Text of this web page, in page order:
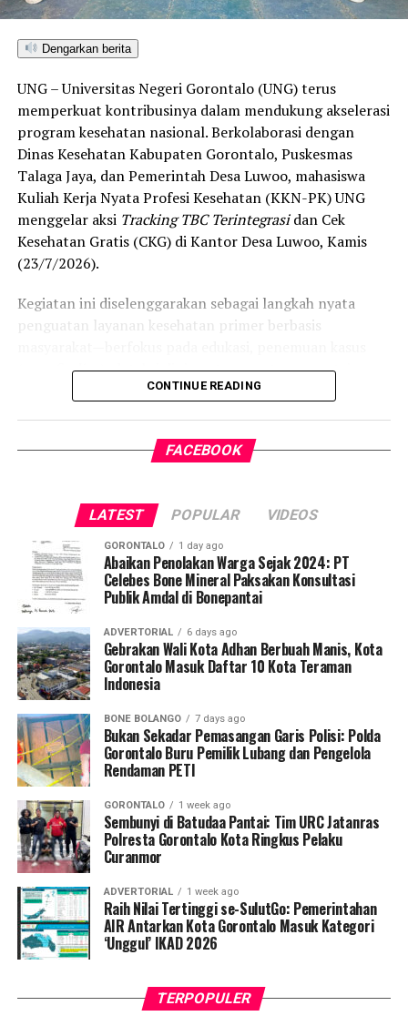
di Gorontalo masih berada pada kategori “Berkembang”
tertinggi di kawasan SulutGo sebagaimana dipaparkan
dalam Rakorwil TPAKD,” ungkap Wawali Indra Gobel
usai kegiatan.
Indra menambahkan, skor IKAD ini membuktikan bahwa
tingkat keterjangkauan, pemanfaatan, serta inklusivitas
layanan keuangan bagi masyarakat di Kota Gorontalo
berada di posisi terdepan.
menjadi indikator kuat atas keberhasilan pemerintah
daerah dalam mendorong masyarakat agar makin
fasilitas jasa keuangan yang berkelanjutan.
Dengarkan berita
UNG – Universitas Negeri Gorontalo (UNG) terus
memperkuat kontribusinya dalam mendukung akselerasi
program kesehatan nasional. Berkolaborasi dengan
Dinas Kesehatan Kabupaten Gorontalo, Puskesmas
Talaga Jaya, dan Pemerintah Desa Luwoo, mahasiswa
Kuliah Kerja Nyata Profesi Kesehatan (KKN-PK) UNG
menggelar aksi Tracking TBC Terintegrasidan Cek
Kesehatan Gratis (CKG) di Kantor Desa Luwoo, Kamis
(23/7/2026).
Kegiatan ini diselenggarakan sebagai langkah nyata
penguatan layanan kesehatan primer berbasis
case finding), deteksi dini, serta pemutusan rantai
penularan tuberkulosis (TBC) yang masih menjadi salah
Pelaksanaan program ini didampingi secara langsung
M.Kes., dr. Siti Rakhmatia P. Th. Kum, M.Biomed., Ns. Nur
Ayun R. Yusuf, S.Kep., M.Kep., dan Ns. Sartika, S.Kep.,
M.Kep. Pendampingan akademis ini memastikan seluruh
alur intervensi medis dan edukasi berjalan sesuai standar
prosedur operasional.
Koordinator Desa KKN-PK UNG Desa Luwoo, Taufik
Mohamad Nur, menyampaikan bahwa selain mengawal
teknis pelayanan medis, mahasiswa bertindak sebagai
edukator kesehatan masyarakat.
Penyuluhan difokuskan pada pemahaman mekanisme
penularan, pengenalan gejala awal, pentingnya
hingga tuntas, serta pengikisan stigma negatif terhadap
penyintas TBC di lingkungan warga.
“Literasi kesehatan warga adalah fondasi utama dalam
memutus rantai penularan TBC. Kami berupaya
menyampaikan edukasi yang persuasif dan mudah
dipahami agar warga tidak ragu melakukan pemeriksaan
apabila mengalami gejala batuk berkepanjangan,”
CONTINUE READING
FACEBOOK
LATEST POPULAR VIDEOS
GORONTALO 1 day ago
Abaikan Penolakan Warga Sejak 2024: PT
Celebes Bone Mineral Paksakan Konsultasi
Publik Amdal di Bonepantai
ADVERTORIAL 6 days ago
Gebrakan Wali Kota Adhan Berbuah Manis, Kota
Gorontalo Masuk Daftar 10 Kota Teraman
Indonesia
BONE BOLANGO 7 days ago
Bukan Sekadar Pemasangan Garis Polisi: Polda
Gorontalo Buru Pemilik Lubang dan Pengelola
Rendaman PETI
GORONTALO 1 week ago
Sembunyi di Batudaa Pantai: Tim URC Jatanras
Polresta Gorontalo Kota Ringkus Pelaku
Curanmor
ADVERTORIAL 1 week ago
Raih Nilai Tertinggi se-SulutGo: Pemerintahan
AIR Antarkan Kota Gorontalo Masuk Kategori
‘Unggul’ IKAD 2026
TERPOPULER